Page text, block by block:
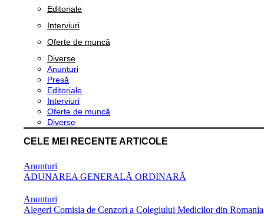
Editoriale
Interviuri
Oferte de muncă
Diverse
Anunturi
Presă
Editoriale
Interviuri
Oferte de muncă
Diverse
CELE MEI RECENTE ARTICOLE
Anunturi
ADUNAREA GENERALĂ ORDINARĂ
Anunturi
Alegeri Comisia de Cenzori a Colegiului Medicilor din Romania